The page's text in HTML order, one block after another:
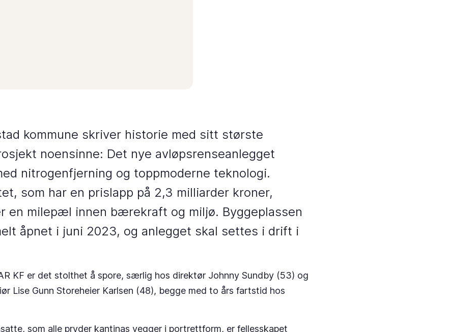
kommune skriver historie med sitt største
noensinne: Det nye avløpsrenseanlegget
nitrogenfjerning og toppmoderne teknologi.
som har en prislapp på 2,3 milliarder kroner,
en milepæl innen bærekraft og miljø. Byggeplassen
åpnet i juni 2023, og anlegget skal settes i drift i
KF er det stolthet å spore, særlig hos direktør Johnny Sundby (53) og
Lise Gunn Storeheier Karlsen (48), begge med to års fartstid hos
som alle pryder kantinas vegger i portrettform, er fellesskapet